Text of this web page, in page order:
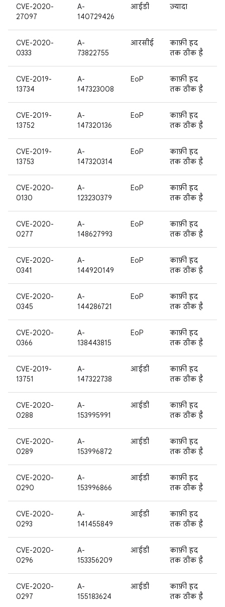
CVE-2020-
27097
A-
140729426
आईडी ज़्यादा
CVE-2020-
0333
A-
73822755
आरसीई
काफ़ी हद
तक ठीक है
CVE-2019-
13734
A-
147323008
EoP
काफ़ी हद
तक ठीक है
CVE-2019-
13752
A-
147320136
EoP
काफ़ी हद
तक ठीक है
CVE-2019-
13753
A-
147320314
EoP
काफ़ी हद
तक ठीक है
CVE-2020-
0130
A-
123230379
EoP
काफ़ी हद
तक ठीक है
CVE-2020-
0277
A-
148627993
EoP
काफ़ी हद
तक ठीक है
CVE-2020-
0341
A-
144920149
EoP
काफ़ी हद
तक ठीक है
CVE-2020-
0345
A-
144286721
EoP
काफ़ी हद
तक ठीक है
CVE-2020-
0366
A-
138443815
EoP
काफ़ी हद
तक ठीक है
CVE-2019-
13751
A-
147322738
आईडी
काफ़ी हद
तक ठीक है
CVE-2020-
0288
A-
153995991
आईडी
काफ़ी हद
तक ठीक है
CVE-2020-
0289
A-
153996872
आईडी
काफ़ी हद
तक ठीक है
CVE-2020-
0290
A-
153996866
आईडी
काफ़ी हद
तक ठीक है
CVE-2020-
0293
A-
141455849
आईडी
काफ़ी हद
तक ठीक है
CVE-2020-
0296
A-
153356209
आईडी
काफ़ी हद
तक ठीक है
CVE-2020-
0297
A-
155183624
आईडी
काफ़ी हद
तक ठीक है